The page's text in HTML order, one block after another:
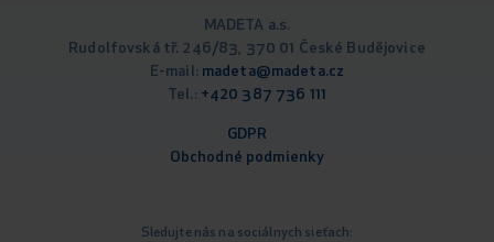
MADETA a.s.
Rudolfovská tř. 246/83, 370 01 České Budějovice
E-mail: madeta@madeta.cz
Tel.: +420 387 736 111
GDPR
Obchodné podmienky
Sledujte nás na sociálnych sieťach: